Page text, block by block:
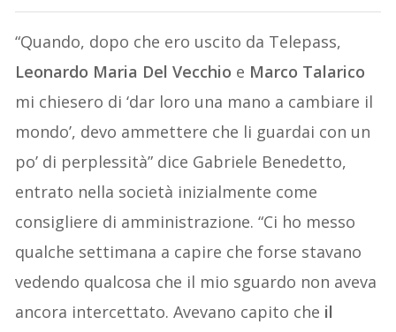
“Quando, dopo che ero uscito da Telepass,
Leonardo Maria Del Vecchio e Marco Talarico
mi chiesero di ‘dar loro una mano a cambiare il
mondo’, devo ammettere che li guardai con un
po’ di perplessità” dice Gabriele Benedetto,
entrato nella società inizialmente come
consigliere di amministrazione. “Ci ho messo
qualche settimana a capire che forse stavano
vedendo qualcosa che il mio sguardo non aveva
ancora intercettato. Avevano capito che il